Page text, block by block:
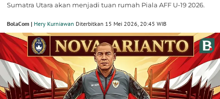
Sumatra Utara akan menjadi tuan rumah Piala AFF U-19 2026.
BolaCom | Hery Kurniawan Diterbitkan 15 Mei 2026, 20:45 WIB